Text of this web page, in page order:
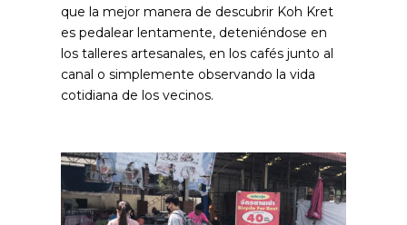
que la mejor manera de descubrir Koh Kret
es pedalear lentamente, deteniéndose en
los talleres artesanales, en los cafés junto al
canal o simplemente observando la vida
cotidiana de los vecinos.